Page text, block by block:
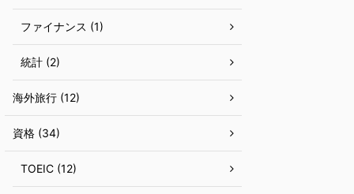
ファイナンス (1)
統計 (2)
海外旅行 (12)
資格 (34)
TOEIC (12)